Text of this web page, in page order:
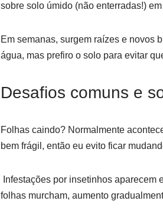
sobre solo úmido (não enterradas!)
Em semanas, surgem raízes e novos
água, mas prefiro o solo para evitar
Desafios comuns e
Folhas caindo? Normalmente
bem frágil, então eu evito ficar
Infestações por insetinhos
folhas murcham, aumento